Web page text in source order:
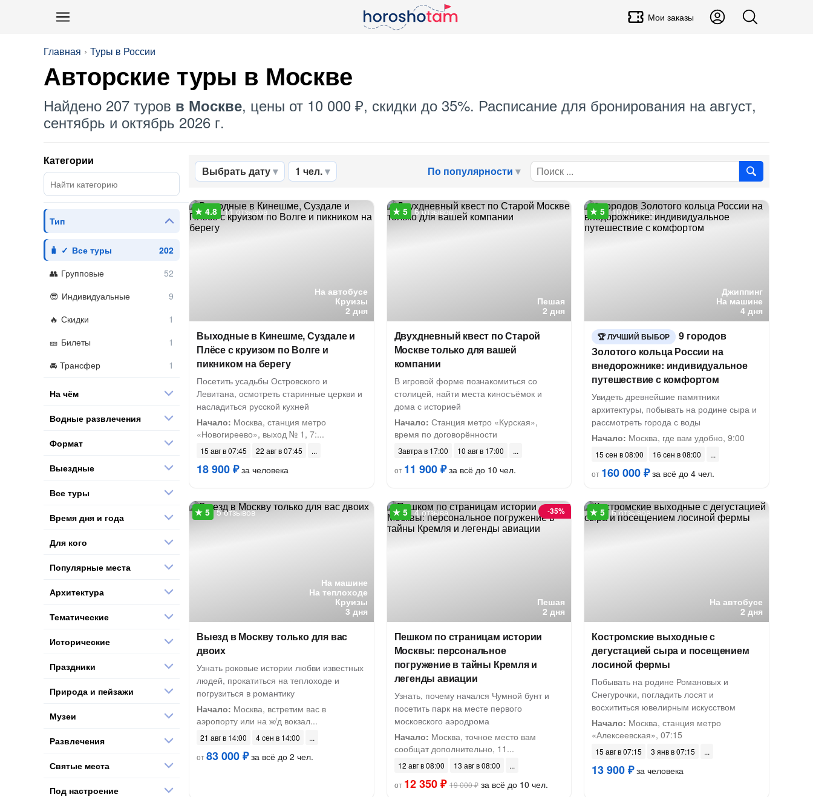
Мои заказы
Главная Туры в России
Авторские туры в Москве
Найдено 207 туров в Москве, цены от 10 000 ₽, скидки до 35%. Расписание для бронирования на август,
сентябрь и октябрь 2026 г.
Выбрать дату 1 чел. По популярности
На автобусе
Круизы
2 дня
11 отзывов
Выходные в Кинешме, Суздале и
Плёсе с круизом по Волге и
пикником на берегу
Посетить усадьбы Островского и
Левитана, осмотреть старинные церкви и
насладиться русской кухней
Начало: Москва, станция метро
«Новогиреево», выход № 1, 7:...
15 авг в 07:45 22 авг в 07:45
18 900 ₽за человека
Пешая
2 дня
6 отзывов
Двухдневный квест по Старой
Москве только для вашей
компании
В игровой форме познакомиться со
столицей, найти места киносъёмок и
дома с историей
Начало: Станция метро «Курская»,
время по договорённости
Завтра в 17:00
10 авг в 17:00
от 11 900 ₽за всё до 10 чел.
Джиппинг
На машине
4 дня
10 отзывов
ЛУЧШИЙ ВЫБОР
9 городов
Золотого кольца России на
внедорожнике: индивидуальное
путешествие с комфортом
Увидеть древнейшие памятники
архитектуры, побывать на родине сыра и
рассмотреть города с воды
Начало: Москва, где вам удобно, 9:00
15 сен в 08:00
16 сен в 08:00
от 160 000 ₽за всё до 4 чел.
На машине
На теплоходе
Круизы
3 дня
5 отзывов
Выезд в Москву только для вас
двоих
Узнать роковые истории любви известных
людей, прокатиться на теплоходе и
погрузиться в романтику
Начало: Москва, встретим вас в
аэропорту или на ж/д вокзал...
21 авг в 14:00
4 сен в 14:00
от83 000 ₽за всё до 2 чел.
Пешая
2 дня
-35%
4 отзыва
Пешком по страницам истории
Москвы: персональное
погружение в тайны Кремля и
легенды авиации
Узнать, почему начался Чумной бунт и
посетить парк на месте первого
московского аэродрома
Начало: Москва, точное место вам
сообщат дополнительно, 11...
12 авг в 08:00
13 авг в 08:00
от 12 350 ₽ 19 000 ₽за всё до 10 чел.
На автобусе
2 дня
6 отзывов
Костромские выходные с
дегустацией сыра и посещением
лосиной фермы
Побывать на родине Романовых и
Снегурочки, погладить лосят и
восхититься ювелирным искусством
Начало: Москва, станция метро
«Алексеевская», 07:15
15 авг в 07:15 3 янв в 07:15
13 900 ₽за человека
Категории
Тип
Все туры
Групповые
Индивидуальные
Скидки
Билеты
Трансфер
На чём
Водные развлечения
Формат
Выездные
Все туры
Время дня и года
Для кого
Популярные места
Архитектура
Тематические
Исторические
Праздники
Природа и пейзажи
Музеи
Развлечения
Святые места
Под настроение